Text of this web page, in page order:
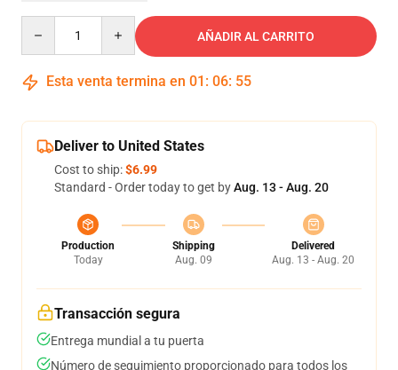
AÑADIR AL CARRITO
Esta venta termina en 01 : 06: 54
Deliver to United States
Cost to ship:$6.99
Standard - Order today to get byAug. 13 - Aug. 20
Production
Today
Shipping
Aug. 09
Delivered
Aug. 13 - Aug. 20
Transacción segura
Entrega mundial a tu puerta
Número de seguimiento proporcionado para todos los